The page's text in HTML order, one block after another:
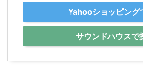
Yahooショッピング
サウンドハウスで